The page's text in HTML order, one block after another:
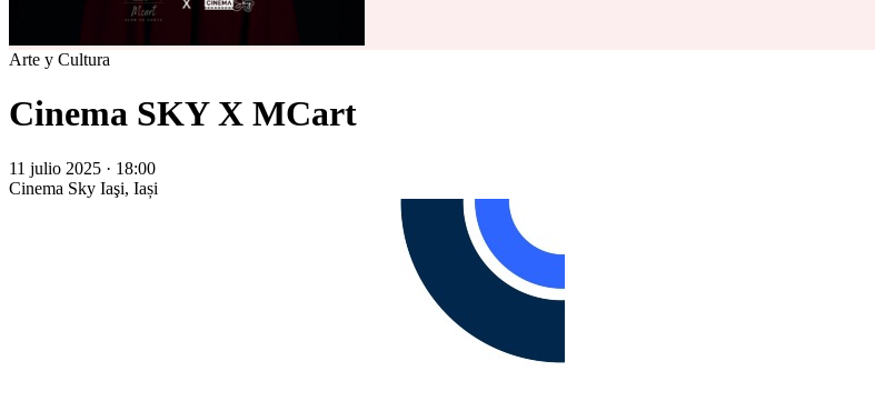
Arte y Cultura
Cinema SKY X MCart
11 julio 2025 · 18:00
Cinema Sky Iaşi, Iași